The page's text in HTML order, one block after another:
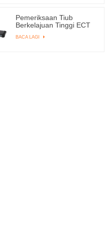
Pemeriksaan Tiub
Berkelajuan Tinggi ECT
BACA LAGI